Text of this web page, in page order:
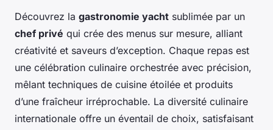
Découvrez la gastronomie yacht sublimée par un
chef privé qui crée des menus sur mesure, alliant
créativité et saveurs d’exception. Chaque repas est
une célébration culinaire orchestrée avec précision,
mêlant techniques de cuisine étoilée et produits
d’une fraîcheur irréprochable. La diversité culinaire
internationale offre un éventail de choix, satisfaisant